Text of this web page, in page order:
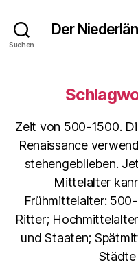
Suchen
Der
Zeit von 500-1500.
Renaissance
stehengeblieben.
Mittelalter
Frühmittelalter:
Ritter;
und Staaten;
Städte